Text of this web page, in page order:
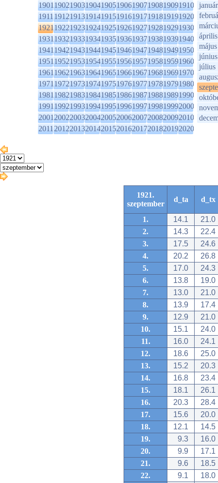
1901190219031904190519061907190819091910
1911191219131914191519161917191819191920
1921192219231924192519261927192819291930
1931193219331934193519361937193819391940
1941194219431944194519461947194819491950
1951195219531954195519561957195819591960
1961196219631964196519661967196819691970
1971197219731974197519761977197819791980
1981198219831984198519861987198819891990
1991199219931994199519961997199819992000
2001200220032004200520062007200820092010
2011201220132014201520162017201820192020
január
április
május
június
július
1921.
szeptember
d_ta d_tx
1. 14.1
21.0
2.
14.3
22.4
3.
17.5
24.6
4.
20.2
26.8
5.
17.0
24.3
6.
13.8
19.0
7.
13.0
21.0
8.
13.9
17.4
9.
12.9
21.0
10.
15.1
24.0
11.
16.0
24.1
12.
18.6
25.0
13.
15.2
20.3
14.
16.8
23.4
15.
18.1
26.1
16.
20.3
28.4
17.
15.6
20.0
18.
12.1
14.5
19.
9.3
16.0
20.
9.9
17.1
21.
9.6
18.5
22.
9.1
18.0